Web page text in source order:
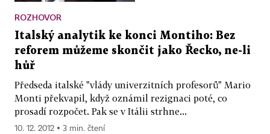
ROZHOVOR
Italský analytik ke konci Montiho: Bez
reforem můžeme skončit jako Řecko, ne-li
hůř
Předseda italské "vlády univerzitních profesorů" Mario
Monti překvapil, když oznámil rezignaci poté, co
prosadí rozpočet. Pak se v Itálii strhne...
10. 12. 2012 ▪ 3 min. čtení